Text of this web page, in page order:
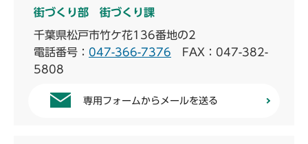
街づくり部 街づくり課
千葉県松戸市竹ケ花136番地の2
電話番号： 047-366-7376 FAX：047-382-
5808
専用フォームからメールを送る